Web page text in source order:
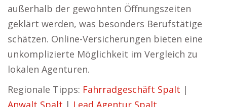
außerhalb der gewohnten Öffnungszeiten
geklärt werden, was besonders Berufstätige
schätzen. Online-Versicherungen bieten eine
unkomplizierte Möglichkeit im Vergleich zu
lokalen Agenturen.
Regionale Tipps: Fahrradgeschäft Spalt |
Anwalt Spalt | Lead Agentur Spalt